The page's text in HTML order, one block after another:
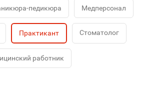
педикюра Медперсонал
Практикант Стоматолог
работник